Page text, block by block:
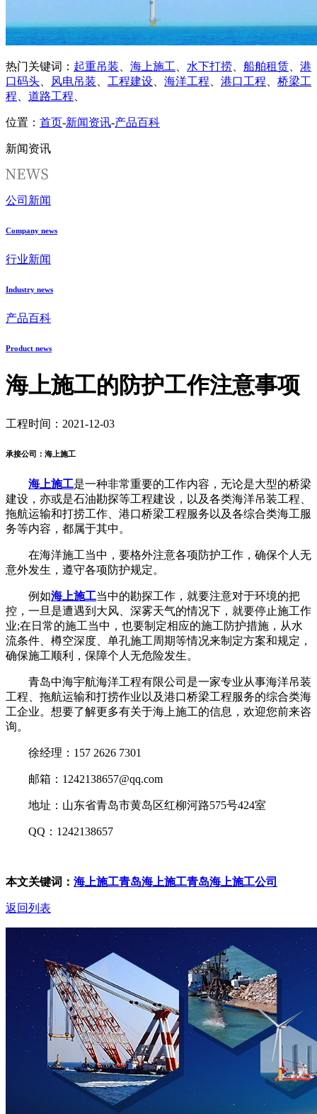
热门关键词： 起重吊装、 海上施工、 水下打捞、 船舶租赁、 港
口码头、 风电吊装、 工程建设、 海洋工程、 港口工程、 桥梁工
程、 道路工程、
位置： 首页-新闻资讯-产品百科
新闻资讯
公司新闻
Company news
行业新闻
Industry news
产品百科
Product news
海上施工的防护工作注意事项
工程时间：2021-12-03
承接公司：海上施工
海上施工是一种非常重要的工作内容，无论是大型的桥梁
建设，亦或是石油勘探等工程建设，以及各类海洋吊装工程、
拖航运输和打捞工作、港口桥梁工程服务以及各综合类海工服
务等内容，都属于其中。
在海洋施工当中，要格外注意各项防护工作，确保个人无
意外发生，遵守各项防护规定。
例如海上施工当中的勘探工作，就要注意对于环境的把
控，一旦是遭遇到大风、深雾天气的情况下，就要停止施工作
业;在日常的施工当中，也要制定相应的施工防护措施，从水
流条件、樽空深度、单孔施工周期等情况来制定方案和规定，
确保施工顺利，保障个人无危险发生。
青岛中海宇航海洋工程有限公司是一家专业从事海洋吊装
工程、拖航运输和打捞作业以及港口桥梁工程服务的综合类海
工企业。想要了解更多有关于海上施工的信息，欢迎您前来咨
询。
徐经理：157 2626 7301
邮箱：1242138657@qq.com
地址：山东省青岛市黄岛区红柳河路575号424室
QQ：1242138657
本文关键词： 海上施工青岛海上施工青岛海上施工公司
返回列表